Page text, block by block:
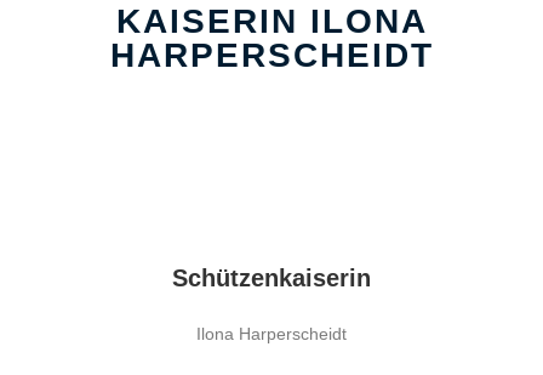
KAISERIN ILONA
HARPERSCHEIDT
Schützenkaiserin
Ilona Harperscheidt